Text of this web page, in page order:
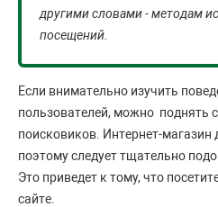
другими словами - методам
посещений.
Если внимательно изучить
пользователей, можно поднять
поисковиков. Интернет-
поэтому следует тщательно
Это приведет к тому, что
сайте.